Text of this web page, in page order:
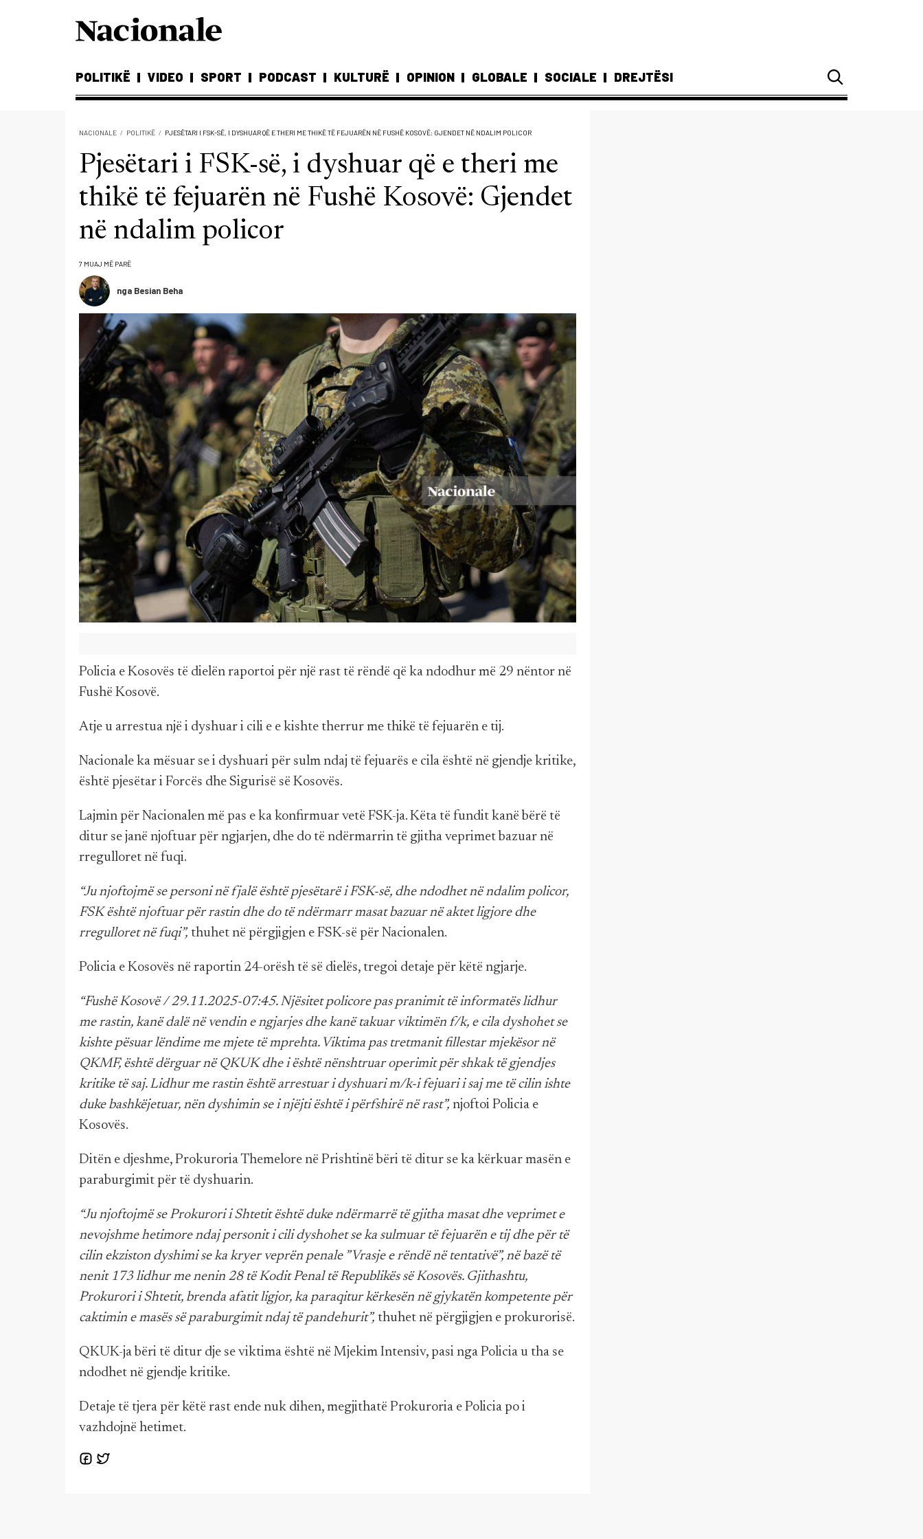
POLITIKË VIDEO SPORT PODCAST KULTURË OPINION GLOBALE SOCIALE DREJTËSI
NACIONALE POLITIKË PJESËTARI I FSK-SË, I DYSHUAR QË E THERI ME THIKË TË FEJUARËN NË FUSHË KOSOVË: GJENDET NË NDALIM POLICOR
Pjesëtari i FSK-së, i dyshuar që e theri me
thikë të fejuarën në Fushë Kosovë: Gjendet
në ndalim policor
7 MUAJ MË PARË
nga Besian Beha
Policia e Kosovës të dielën raportoi për një rast të rëndë që ka ndodhur më 29 nëntor në
Fushë Kosovë.
Atje u arrestua një i dyshuar i cili e e kishte therrur me thikë të fejuarën e tij.
Nacionale ka mësuar se i dyshuari për sulm ndaj të fejuarës e cila është në gjendje kritike,
është pjesëtar i Forcës dhe Sigurisë së Kosovës.
Lajmin për Nacionalen më pas e ka konfirmuar vetë FSK-ja. Këta të fundit kanë bërë të
ditur se janë njoftuar për ngjarjen, dhe do të ndërmarrin të gjitha veprimet bazuar në
rregulloret në fuqi.
“Ju njoftojmë se personi në fjalë është pjesëtarë i FSK-së, dhe ndodhet në ndalim policor,
FSK është njoftuar për rastin dhe do të ndërmarr masat bazuar në aktet ligjore dhe
rregulloret në fuqi”, thuhet në përgjigjen e FSK-së për Nacionalen.
Policia e Kosovës në raportin 24-orësh të së dielës, tregoi detaje për këtë ngjarje.
“Fushë Kosovë / 29.11.2025-07:45. Njësitet policore pas pranimit të informatës lidhur
me rastin, kanë dalë në vendin e ngjarjes dhe kanë takuar viktimën f/k, e cila dyshohet se
kishte pësuar lëndime me mjete të mprehta. Viktima pas tretmanit fillestar mjekësor në
QKMF, është dërguar në QKUK dhe i është nënshtruar operimit për shkak të gjendjes
kritike të saj. Lidhur me rastin është arrestuar i dyshuari m/k-i fejuari i saj me të cilin ishte
duke bashkëjetuar, nën dyshimin se i njëjti është i përfshirë në rast”, njoftoi Policia e
Kosovës.
Ditën e djeshme, Prokuroria Themelore në Prishtinë bëri të ditur se ka kërkuar masën e
paraburgimit për të dyshuarin.
“Ju njoftojmë se Prokurori i Shtetit është duke ndërmarrë të gjitha masat dhe veprimet e
nevojshme hetimore ndaj personit i cili dyshohet se ka sulmuar të fejuarën e tij dhe për të
cilin ekziston dyshimi se ka kryer veprën penale ”Vrasje e rëndë në tentativë”, në bazë të
nenit 173 lidhur me nenin 28 të Kodit Penal të Republikës së Kosovës. Gjithashtu,
Prokurori i Shtetit, brenda afatit ligjor, ka paraqitur kërkesën në gjykatën kompetente për
caktimin e masës së paraburgimit ndaj të pandehurit”, thuhet në përgjigjen e prokurorisë.
QKUK-ja bëri të ditur dje se viktima është në Mjekim Intensiv, pasi nga Policia u tha se
ndodhet në gjendje kritike.
Detaje të tjera për këtë rast ende nuk dihen, megjithatë Prokuroria e Policia po i
vazhdojnë hetimet.